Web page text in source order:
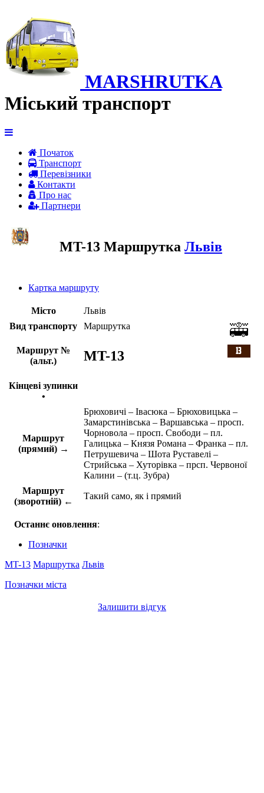
MARSHRUTKA
Міський транспорт
Початок
Транспорт
Перевiзники
Контакти
Про нас
Партнери
MT-13 Маршрутка Львів
Картка маршруту
Місто
Львів
Вид транспорту
Маршрутка
Маршрут №
(альт.)
MT-13
Кінцеві зупинки
•
Маршрут
(прямий) →
Брюховичі – Івасюка – Брюховицька –
Замарстинівська – Варшавська – просп.
Чорновола – просп. Свободи – пл.
Галицька – Князя Романа – Франка – пл.
Петрушевича – Шота Руставелі –
Стрийська – Хуторівка – прсп. Червоної
Калини – (т.ц. Зубра)
Маршрут
(зворотній) ←
Такий само, як і прямий
Останнє оновлення:
Позначки
MT-13 Маршрутка Львів
Позначки міста
Залишити відгук